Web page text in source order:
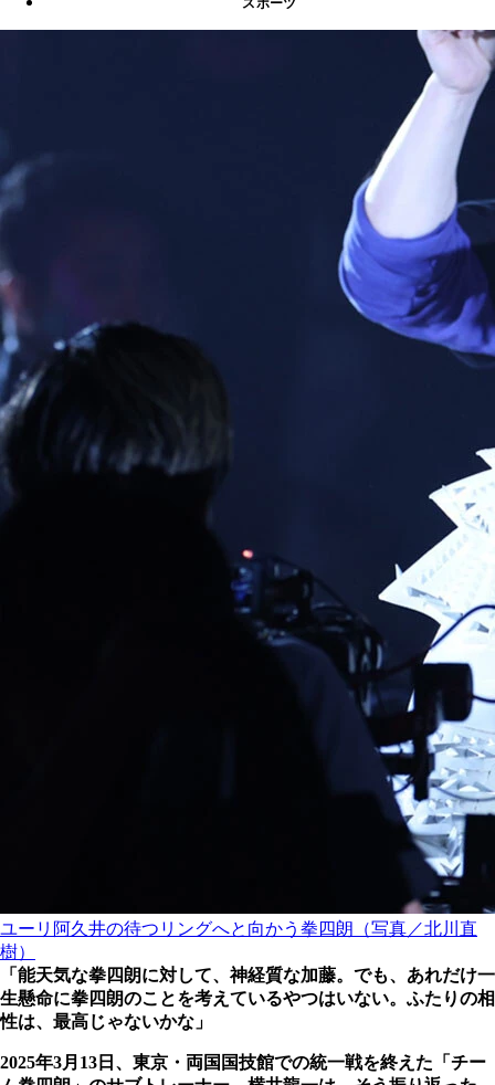
ユーリ阿久井の待つリングへと向かう拳四朗（写真／北川直
樹）
「能天気な拳四朗に対して、神経質な加藤。でも、あれだけ一
生懸命に拳四朗のことを考えているやつはいない。ふたりの相
性は、最高じゃないかな」
2025年3月13日、東京・両国国技館での統一戦を終えた「チー